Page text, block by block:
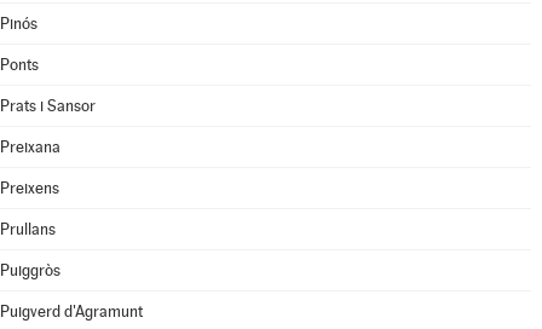
Pinós
Ponts
Prats i Sansor
Preixana
Preixens
Prullans
Puiggròs
Puigverd d'Agramunt